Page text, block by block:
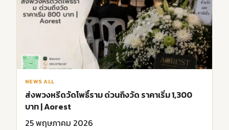
NEWS ALL
ส่งพวงหรีดวัดโพธิ์ราม ด่วนถึงวัด ราคาเริ่ม 1,300
บาท | Aorest
25 พฤษภาคม 2026